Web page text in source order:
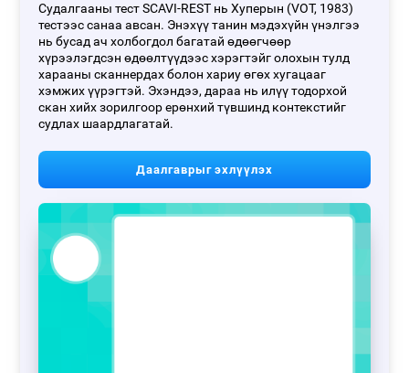
Судалгааны тест SCAVI-REST нь Хуперын (VOT, 1983)
тестээс санаа авсан. Энэхүү танин мэдэхүйн үнэлгээ
нь бусад ач холбогдол багатай өдөөгчөөр
хүрээлэгдсэн өдөөлтүүдээс хэрэгтэйг олохын тулд
харааны сканнердах болон хариу өгөх хугацааг
хэмжих үүрэгтэй. Эхэндээ, дараа нь илүү тодорхой
скан хийх зорилгоор ерөнхий түвшинд контекстийг
судлах шаардлагатай.
Даалгаврыг эхлүүлэх